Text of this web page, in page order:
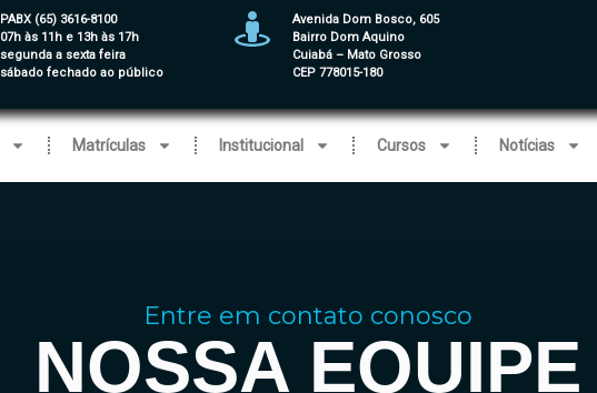
PABX (65) 3616-8100
07h às 11h e 13h às 17h
segunda a sexta feira
sábado fechado ao público
Avenida Dom Bosco, 605
Bairro Dom Aquino
Cuiabá – Mato Grosso
CEP 778015-180
Matrículas Institucional Cursos Notícias
Entre em contato conosco
NOSSA EQUIPE